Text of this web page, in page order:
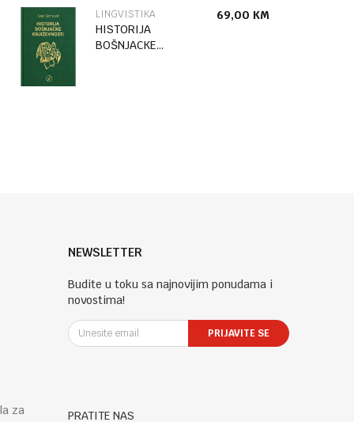
LINGVISTIKA
HISTORIJA
BOŠNJACKE
69,00 KM
za
NEWSLETTER
Budite u toku sa najnovijim ponudama i
novostima!
PRIJAVITE SE
PRATITE NAS